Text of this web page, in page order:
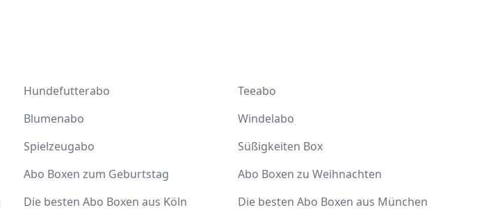
Hundefutterabo
Teeabo
Blumenabo
Windelabo
Spielzeugabo
Süßigkeiten Box
Abo Boxen zum Geburtstag
Abo Boxen zu Weihnachten
Die besten Abo Boxen aus Köln Die besten Abo Boxen aus München